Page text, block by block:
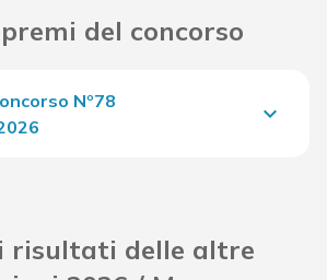
del concorso
Nº78
keyboard_arrow_down
risultati delle altre